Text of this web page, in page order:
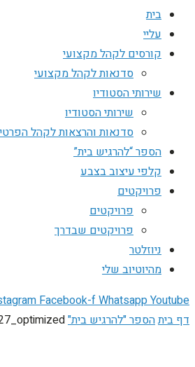
בית
עליי
קורסים לקהל מקצועי
סדנאות לקהל מקצועי
שירותי הסטודיו
שירותי הסטודיו
סדנאות והרצאות לקהל הפרטי
הספר “להרגיש בית”
קלפי עיצוב בצבע
פרויקטים
פרויקטים
פרויקטים שבדרך
ניוזלטר
מהיוטיוב שלי
Facebook-fWhatsappYoutube
דף ביתהספר "להרגיש בית"